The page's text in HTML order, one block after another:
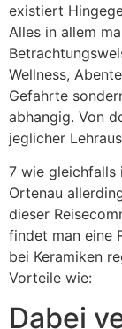
existiert
Alles in allem
Wellness,
Gefahrte
abhangig. Von
jeglicher
7 wie gleichfalls
Ortenau
dieser
findet man eine
bei Keramiken
Vorteile wie:
Dabei